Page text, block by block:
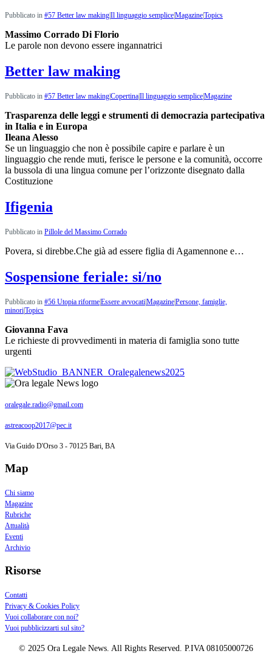
Pubblicato in #57 Better law makingIl linguaggio sempliceMagazineTopics
Massimo Corrado Di Florio
Le parole non devono essere ingannatrici
Better law making
Pubblicato in #57 Better law makingCopertinaIl linguaggio sempliceMagazine
Trasparenza delle leggi e strumenti di democrazia partecipativa
in Italia e in Europa
Ileana Alesso
Se un linguaggio che non è possibile capire e parlare è un
linguaggio che rende muti, ferisce le persone e la comunità, occorre
la bussola di una lingua comune per l’orizzonte disegnato dalla
Costituzione
Ifigenia
Pubblicato in Pillole del Massimo Corrado
Povera, si direbbe.Che già ad essere figlia di Agamennone e…
Sospensione feriale: si/no
Pubblicato in #56 Utopia riforme|Essere avvocati|Magazine|Persone, famiglie,
minori|Topics
Giovanna Fava
Le richieste di provvedimenti in materia di famiglia sono tutte
urgenti
oralegale.radio@gmail.com
astreacoop2017@pec.it
Via Guido D'Orso 3 - 70125 Bari, BA
Map
Chi siamo
Magazine
Rubriche
Attualità
Eventi
Archivio
Risorse
Contatti
Privacy & Cookies Policy
Vuoi collaborare con noi?
Vuoi pubblicizzarti sul sito?
© 2025 Ora Legale News. All Rights Reserved. P.IVA 08105000726